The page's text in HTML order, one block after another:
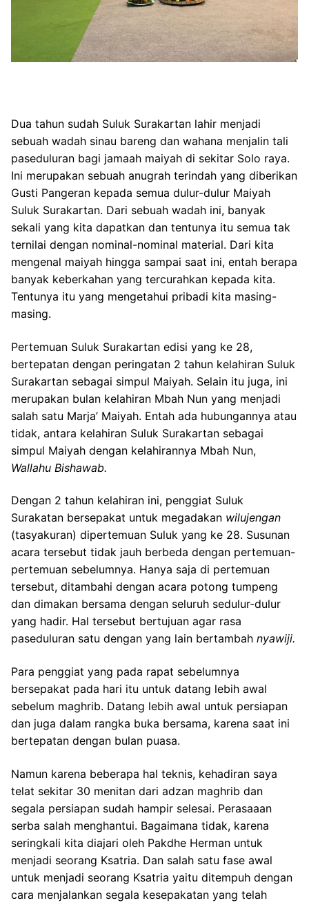
Dua tahun sudah Suluk Surakartan lahir menjadi
sebuah wadah sinau bareng dan wahana menjalin tali
paseduluran bagi jamaah maiyah di sekitar Solo raya.
Ini merupakan sebuah anugrah terindah yang diberikan
Gusti Pangeran kepada semua dulur-dulur Maiyah
Suluk Surakartan. Dari sebuah wadah ini, banyak
sekali yang kita dapatkan dan tentunya itu semua tak
ternilai dengan nominal-nominal material. Dari kita
mengenal maiyah hingga sampai saat ini, entah berapa
banyak keberkahan yang tercurahkan kepada kita.
Tentunya itu yang mengetahui pribadi kita masing-
masing.
Pertemuan Suluk Surakartan edisi yang ke 28,
bertepatan dengan peringatan 2 tahun kelahiran Suluk
Surakartan sebagai simpul Maiyah. Selain itu juga, ini
merupakan bulan kelahiran Mbah Nun yang menjadi
salah satu Marja’ Maiyah. Entah ada hubungannya atau
tidak, antara kelahiran Suluk Surakartan sebagai
simpul Maiyah dengan kelahirannya Mbah Nun,
Wallahu Bishawab.
Dengan 2 tahun kelahiran ini, penggiat Suluk
Surakatan bersepakat untuk megadakan wilujengan
(tasyakuran) dipertemuan Suluk yang ke 28. Susunan
acara tersebut tidak jauh berbeda dengan pertemuan-
pertemuan sebelumnya. Hanya saja di pertemuan
tersebut, ditambahi dengan acara potong tumpeng
dan dimakan bersama dengan seluruh sedulur-dulur
yang hadir. Hal tersebut bertujuan agar rasa
paseduluran satu dengan yang lain bertambah nyawiji.
Para penggiat yang pada rapat sebelumnya
bersepakat pada hari itu untuk datang lebih awal
sebelum maghrib. Datang lebih awal untuk persiapan
dan juga dalam rangka buka bersama, karena saat ini
bertepatan dengan bulan puasa.
Namun karena beberapa hal teknis, kehadiran saya
telat sekitar 30 menitan dari adzan maghrib dan
segala persiapan sudah hampir selesai. Perasaaan
serba salah menghantui. Bagaimana tidak, karena
seringkali kita diajari oleh Pakdhe Herman untuk
menjadi seorang Ksatria. Dan salah satu fase awal
untuk menjadi seorang Ksatria yaitu ditempuh dengan
cara menjalankan segala kesepakatan yang telah